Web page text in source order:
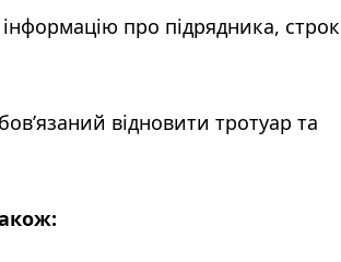
про підрядника,
відновити тротуар та